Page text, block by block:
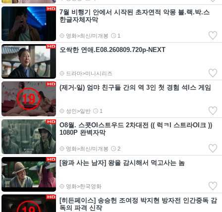
7월 비행기 안에서 시작된 초자연적 악몽 블.랙.박.스
한글자체자막
영화>최신/미개봉 1
오싹한 연애.E08.260809.720p-NEXT
드라마>미니시리즈
(제거-일) 엄먀 친구들 간의 역 3인 첫 경험 석l스 게임
성인>일반 1
O8월. 스콧OI스트우드 2차대전 (( 럭ㅋI 스트라OI크 ))
1080P 완벽자막
영화>최신/미개봉 2
[왕과 사는 남자] 왕을 감시해서 먹고사는 놈
영화>한국영화
[히든페이스] 송승헌 조여정 박지현 방자전 인간중독 감
독의 파격 신작